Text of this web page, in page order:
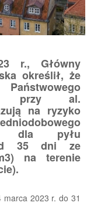
r., Główny
określił, że
przy al.
na ryzyko
dla pyłu
35 dni ze
na terenie
marca 2023 r. do 31